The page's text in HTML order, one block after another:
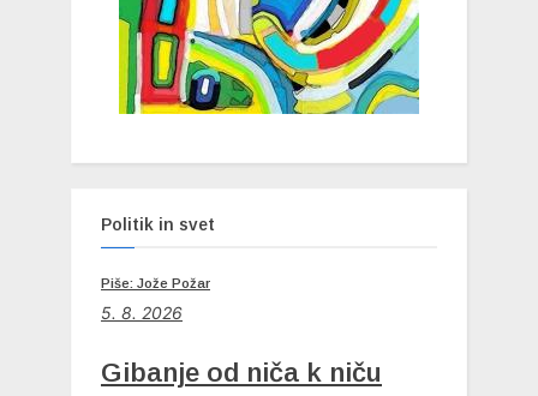
Politik in svet
Piše: Jože Požar
5. 8. 2026
Gibanje od niča k niču